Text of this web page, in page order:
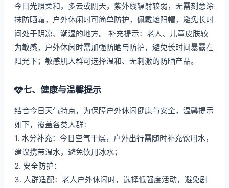
今日光照柔和，多云或阴天，紫外线辐射较弱，无需刻意涂
抹防晒霜，户外休闲时可简单防护，佩戴遮阳帽，避免长时
间处于阴凉、潮湿的地方。 补充提示：老人、儿童皮肤较
为敏感，户外休闲时需加强防晒与防护，避免长时间暴露在
阳光下；敏感肌人群可选择温和、无刺激的防晒产品。
七、健康与温馨提示
结合今日天气特点，为保障户外休闲健康与安全，温馨提示
如下，覆盖各类人群：
1. 水分补充：今日空气干燥，户外出行需随时补充饮用水，
建议携带温水，避免饮用冰水；
2. 安全防护：
3. 人群适配：老人户外休闲时，选择低强度活动，避免剧